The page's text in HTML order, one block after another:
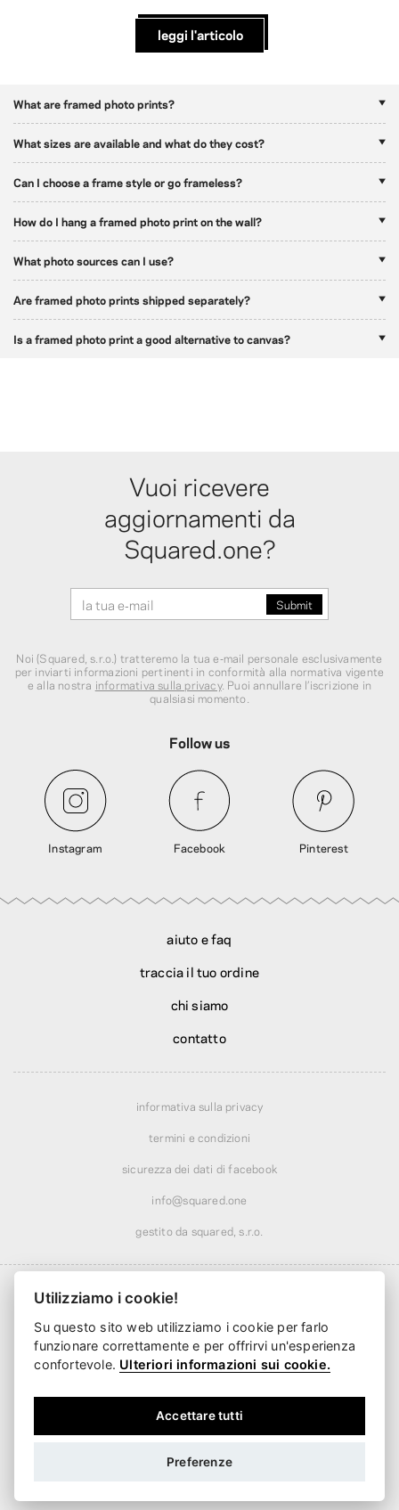
leggi l'articolo
What are framed photo prints?
What sizes are available and what do they cost?
Can I choose a frame style or go frameless?
How do I hang a framed photo print on the wall?
What photo sources can I use?
Are framed photo prints shipped separately?
Is a framed photo print a good alternative to canvas?
Vuoi ricevere
aggiornamenti da
Squared.one?
Noi (Squared, s.r.o.) tratteremo la tua e‑mail personale esclusivamente
per inviarti informazioni pertinenti in conformità alla normativa vigente
e alla nostra informativa sulla privacy. Puoi annullare l’iscrizione in
qualsiasi momento.
Follow us
Instagram Facebook Pinterest
aiuto e faq
traccia il tuo ordine
chi siamo
contatto
informativa sulla privacy
termini e condizioni
sicurezza dei dati di facebook
info@squared.one
gestito da squared, s.r.o.
Spedizione da8,24 € · gratuita oltre52,02 €
Consegna a partire da 2 giorni lavorativi
Utilizziamo i cookie!
Su questo sito web utilizziamo i cookie per farlo
funzionare correttamente e per offrirvi un'esperienza
confortevole. Ulteriori informazioni sui cookie.
Accettare tutti
Preferenze